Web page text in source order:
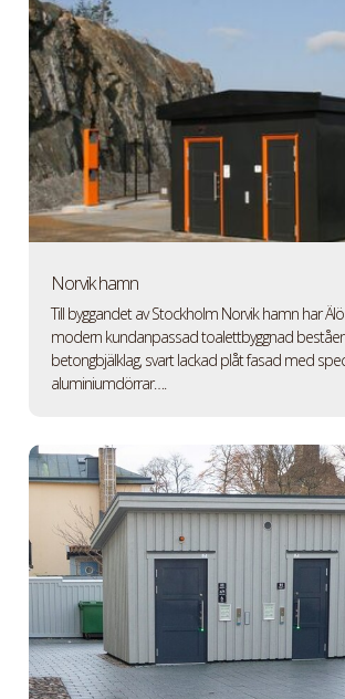
Norvik hamn
Till byggandet av Stockholm Norvik hamn har
modern kundanpassad toalettbyggnad
betongbjälklag, svart lackad plåt fasad med
aluminiumdörrar….